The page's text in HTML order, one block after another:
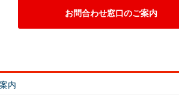
お問合わせ窓口のご案内
内